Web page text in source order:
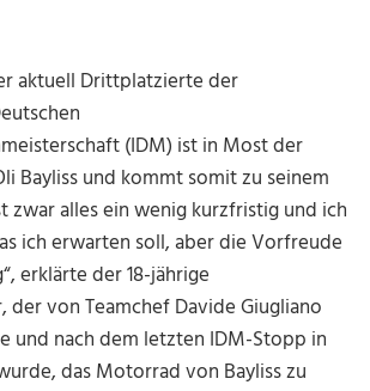
aktuell Drittplatzierte der
(IDM) ist in Most der
Bayliss und kommt somit zu seinem
zwar alles ein wenig kurzfristig und ich
ich erwarten soll, aber die Vorfreude
erklärte der 18-jährige
der von Teamchef Davide Giugliano
und nach dem letzten IDM-Stopp in
das Motorrad von Bayliss zu